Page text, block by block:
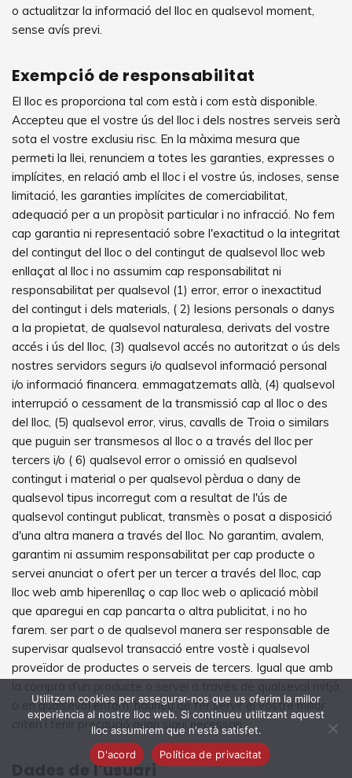
o actualitzar la informació del lloc en qualsevol moment,
sense avís previ.
Exempció de responsabilitat
El lloc es proporciona tal com està i com està disponible.
Accepteu que el vostre ús del lloc i dels nostres serveis serà
sota el vostre exclusiu risc. En la màxima mesura que
permeti la llei, renunciem a totes les garanties, expresses o
implícites, en relació amb el lloc i el vostre ús, incloses, sense
limitació, les garanties implícites de comerciabilitat,
adequació per a un propòsit particular i no infracció. No fem
cap garantia ni representació sobre l'exactitud o la integritat
del contingut del lloc o del contingut de qualsevol lloc web
enllaçat al lloc i no assumim cap responsabilitat ni
responsabilitat per qualsevol (1) error, error o inexactitud
del contingut i dels materials, ( 2) lesions personals o danys
a la propietat, de qualsevol naturalesa, derivats del vostre
accés i ús del lloc, (3) qualsevol accés no autoritzat o ús dels
nostres servidors segurs i/o qualsevol informació personal
i/o informació financera. emmagatzemats allà, (4) qualsevol
interrupció o cessament de la transmissió cap al lloc o des
del lloc, (5) qualsevol error, virus, cavalls de Troia o similars
que puguin ser transmesos al lloc o a través del lloc per
tercers i/o ( 6) qualsevol error o omissió en qualsevol
contingut i material o per qualsevol pèrdua o dany de
qualsevol tipus incorregut com a resultat de l'ús de
qualsevol contingut publicat, transmès o posat a disposició
d'una altra manera a través del lloc. No garantim, avalem,
garantim ni assumim responsabilitat per cap producte o
servei anunciat o ofert per un tercer a través del lloc, cap
lloc web amb hiperenllaç o cap lloc web o aplicació mòbil
que aparegui en cap pancarta o altra publicitat, i no ho
farem. ser part o de qualsevol manera ser responsable de
supervisar qualsevol transacció entre vostè i qualsevol
proveïdor de productes o serveis de tercers. Igual que amb
o en qualsevol entorn, hauríeu de fer servir el vostre millor
criteri i tenir precaució quan sigui necessari.
Dades de l'usuari
Utilitzem cookies per assegurar-nos que us oferim la millor
experiència al nostre lloc web. Si continueu utilitzant aquest
lloc assumirem que n'està satisfet.
D'acord
Política de privacitat